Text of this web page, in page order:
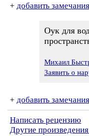
+ добавить замечания
Оук для
Михаил
Заявить о
+ добавить замечания
Написать рецензию
Другие